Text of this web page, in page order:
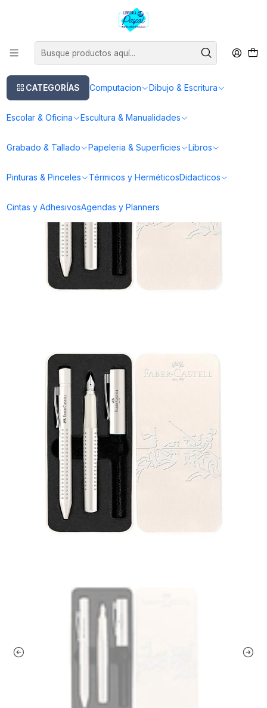
CATEGORÍAS Computacion Dibujo & Escritura
Escolar & Oficina Escultura & Manualidades
Grabado & Tallado Papeleria & Superficies Libros
Pinturas & Pinceles Térmicos y HerméticosDidacticos
Cintas y AdhesivosAgendas y Planners
Este es el texto del slide
Faber Castell Grip 2010 - Kit Pluma M y Bolígrafo XB Coconut Milk